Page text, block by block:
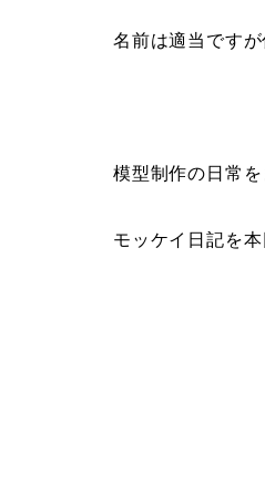
名前は適当ですが
模型制作の日常
モッケイ日記を